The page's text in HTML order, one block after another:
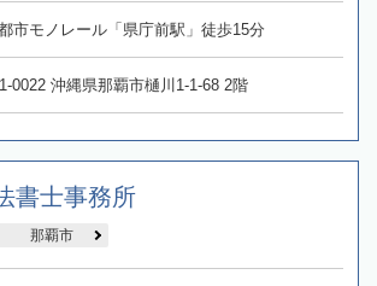
市モノレール「県庁前駅」徒歩15分
0022 沖縄県那覇市樋川1-1-68 2階
書士事務所
那覇市